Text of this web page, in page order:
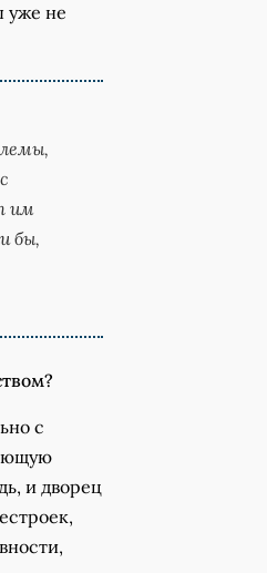
уже не
им
бы,
с
и дворец